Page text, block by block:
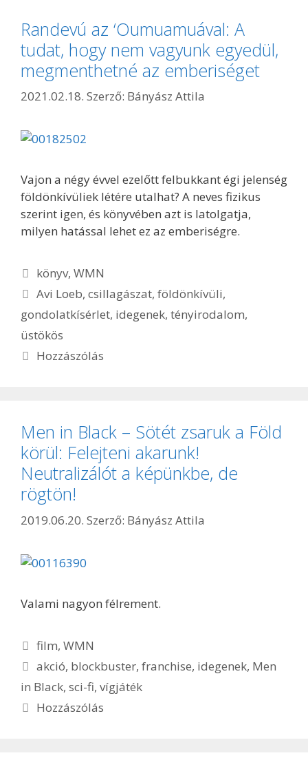
Randevú az ‘Oumuamuával: A
tudat, hogy nem vagyunk egyedül,
megmenthetné az emberiséget
2021.02.18. Szerző: Bányász Attila
Vajon a négy évvel ezelőtt felbukkant égi jelenség
földönkívüliek létére utalhat? A neves fizikus
szerint igen, és könyvében azt is latolgatja,
milyen hatással lehet ez az emberiségre.
Kategória
könyv,WMN
Címkék
Avi Loeb,csillagászat,földönkívüli,
gondolatkísérlet, idegenek, tényirodalom,
üstökös
Hozzászólás
Men in Black – Sötét zsaruk a Föld
körül: Felejteni akarunk!
Neutralizálót a képünkbe, de
rögtön!
2019.06.20. Szerző: Bányász Attila
Valami nagyon félrement.
Kategória
film,WMN
Címkék
akció, blockbuster,franchise, idegenek, Men
in Black, sci-fi, vígjáték
Hozzászólás